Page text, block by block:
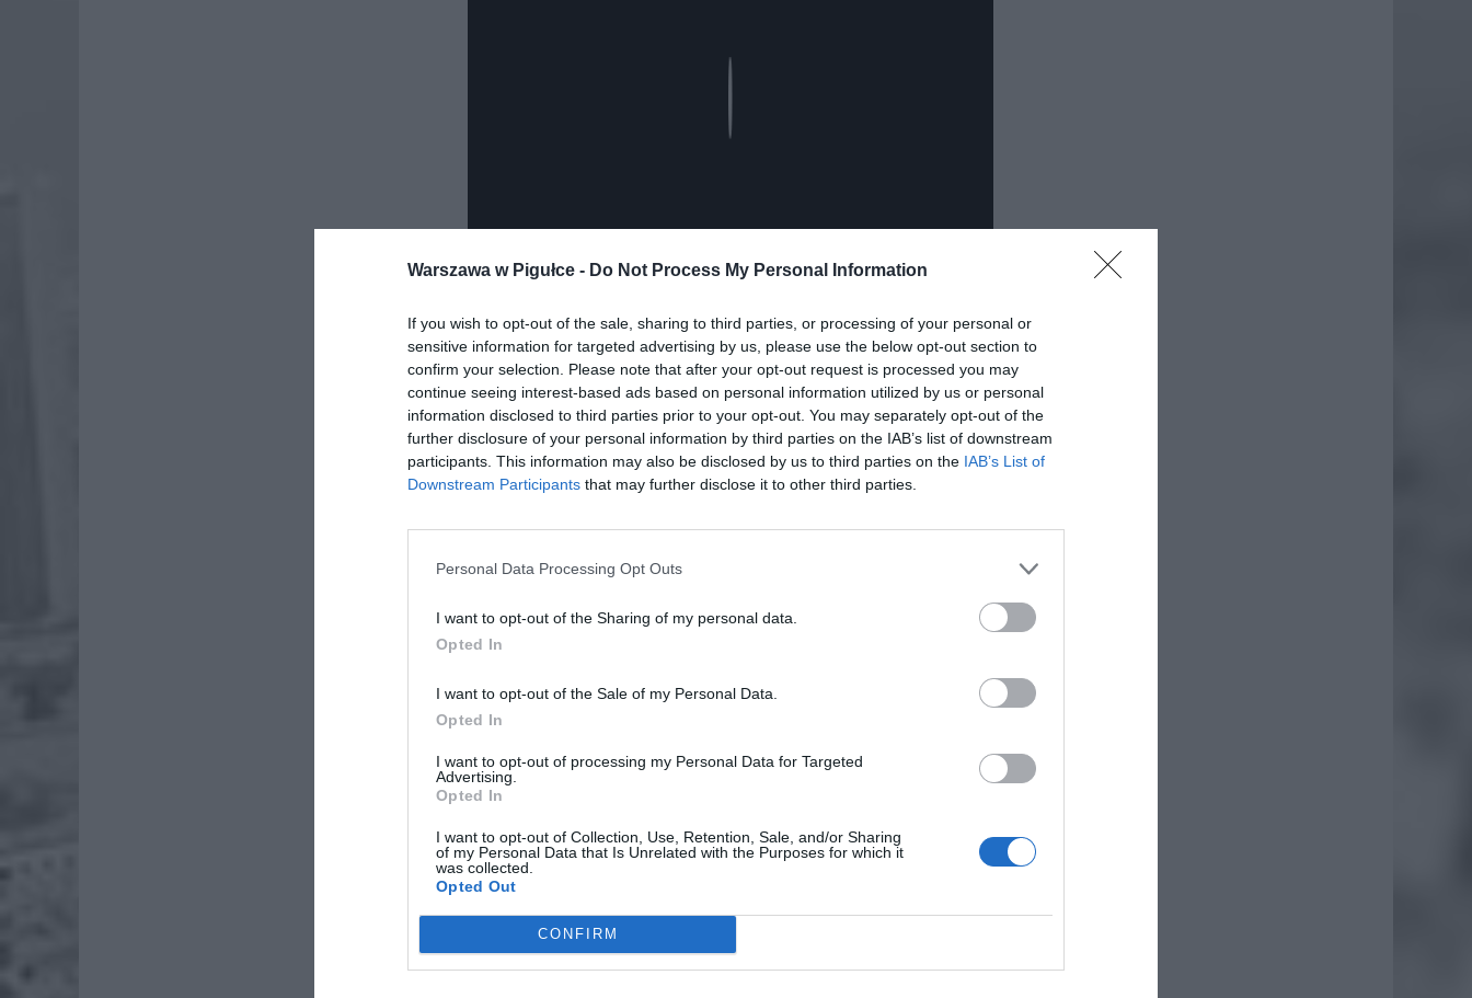
Warszawa w Pigułce - Do Not Process My Personal Information
If you wish to opt-out of the sale, sharing to third parties, or processing of your personal or
sensitive information for targeted advertising by us, please use the below opt-out section to
confirm your selection. Please note that after your opt-out request is processed you may
continue seeing interest-based ads based on personal information utilized by us or personal
information disclosed to third parties prior to your opt-out. You may separately opt-out of the
further disclosure of your personal information by third parties on the IAB’s list of downstream
participants. This information may also be disclosed by us to third parties on the IAB’s List of
Downstream Participants that may further disclose it to other third parties.
Personal Data Processing Opt Outs
I want to opt-out of the Sharing of my personal data.
Opted In
I want to opt-out of the Sale of my Personal Data.
Opted In
I want to opt-out of processing my Personal Data for Targeted
Advertising.
Opted In
I want to opt-out of Collection, Use, Retention, Sale, and/or Sharing
of my Personal Data that Is Unrelated with the Purposes for which it
was collected.
Opted Out
CONFIRM
ad
Dodaj
Fot. Czytelnik Kamil Adam
W wyniku wypadku trzy osoby zostały ranne o trafiły do szpitala.